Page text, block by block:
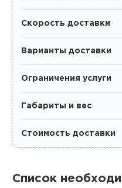
Скорость доставки
Варианты доставки
Ограничения услуги
Габариты и вес
Стоимость доставки
Список